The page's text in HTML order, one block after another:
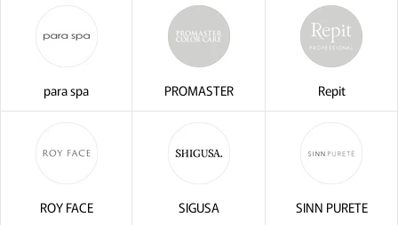
para spa PROMASTER Repit
ROY FACE SIGUSA SINN PURETE